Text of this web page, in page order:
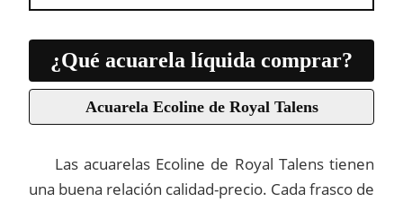
¿Qué acuarela líquida comprar?
Acuarela Ecoline de Royal Talens
Las acuarelas Ecoline de Royal Talens tienen
una buena relación calidad-precio. Cada frasco de